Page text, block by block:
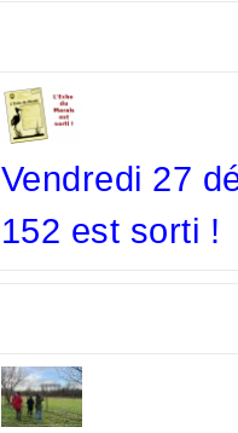
Vendredi 27
152 est sorti !